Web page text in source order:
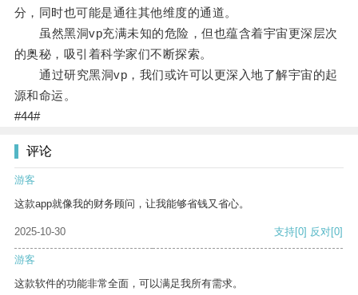
分，同时也可能是通往其他维度的通道。
虽然黑洞vp充满未知的危险，但也蕴含着宇宙更深层次
的奥秘，吸引着科学家们不断探索。
通过研究黑洞vp，我们或许可以更深入地了解宇宙的起
源和命运。
#44#
评论
游客
这款app就像我的财务顾问，让我能够省钱又省心。
2025-10-30 支持[0] 反对[0]
游客
这款软件的功能非常全面，可以满足我所有需求。